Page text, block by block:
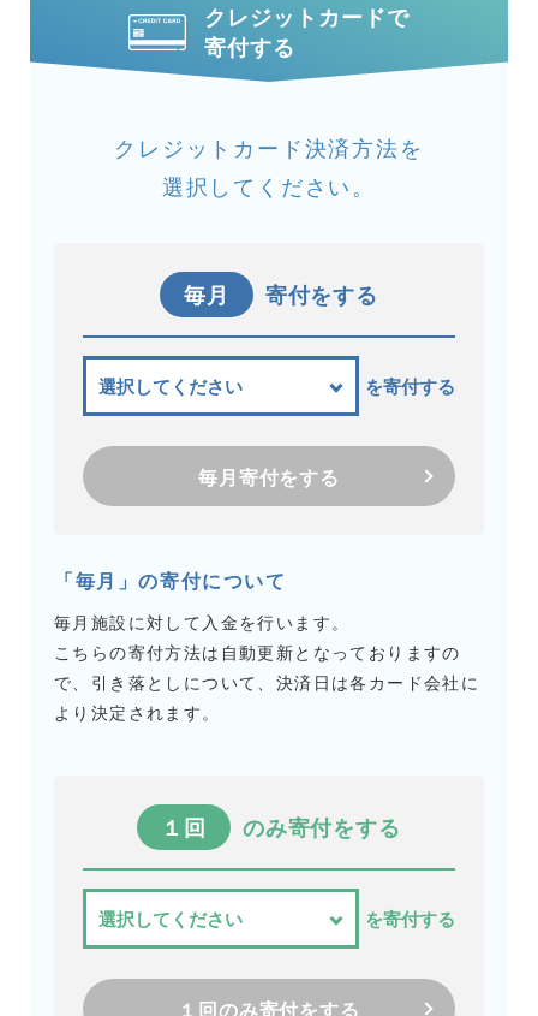
クレジットカードで
寄付する
クレジットカード決済方法を
選択してください。
毎月 寄付をする
を寄付する
毎月寄付をする
「毎月」の寄付について
毎月施設に対して入金を行います。
こちらの寄付方法は自動更新となっておりますの
で、引き落としについて、決済日は各カード会社に
より決定されます。
１回 のみ寄付をする
を寄付する
１回のみ寄付をする